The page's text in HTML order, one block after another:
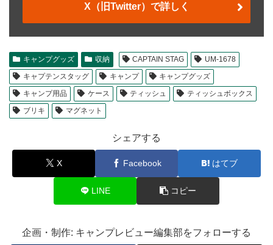
X（旧Twitter）で詳しく
キャンプグッズ 収納 CAPTAIN STAG
UM-1678
キャプテンスタッグ
キャンプ
キャンプグッズ
キャンプ用品
ケース ティッシュ
ティッシュボックス
ブリキ
マグネット
シェアする
X Facebook はてブ
LINE コピー
企画・制作: キャンプレビュー編集部をフォローする